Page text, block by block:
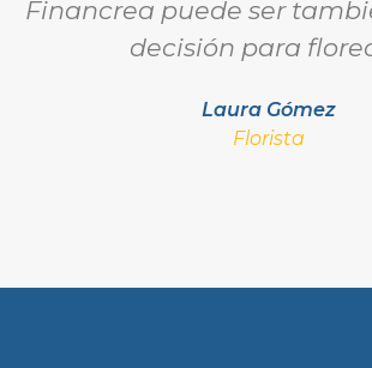
Financrea puede ser
decisión para
Laura Gómez
Florista